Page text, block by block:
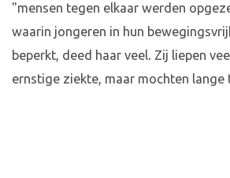
"mensen tegen elkaar werden
waarin jongeren in hun
beperkt, deed haar veel. Zij liepen
ernstige ziekte, maar mochten lange